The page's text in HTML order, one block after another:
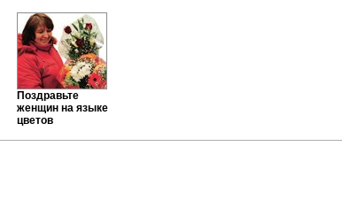
Поздравьте
женщин на языке
цветов